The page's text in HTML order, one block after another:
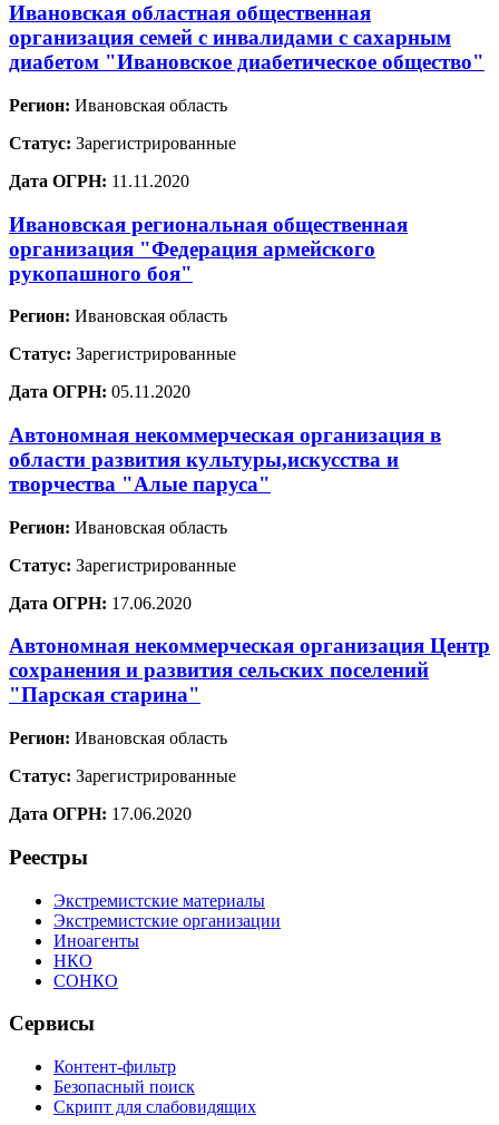
Ивановская областная общественная
организация семей с инвалидами с сахарным
диабетом "Ивановское диабетическое общество"
Регион: Ивановская область
Статус: Зарегистрированные
Дата ОГРН: 11.11.2020
Ивановская региональная общественная
организация "Федерация армейского
рукопашного боя"
Регион: Ивановская область
Статус: Зарегистрированные
Дата ОГРН: 05.11.2020
Автономная некоммерческая организация в
области развития культуры,искусства и
творчества "Алые паруса"
Регион: Ивановская область
Статус: Зарегистрированные
Дата ОГРН: 17.06.2020
Автономная некоммерческая организация Центр
сохранения и развития сельских поселений
"Парская старина"
Регион: Ивановская область
Статус: Зарегистрированные
Дата ОГРН: 17.06.2020
Реестры
Экстремистские материалы
Экстремистские организации
Иноагенты
НКО
СОНКО
Сервисы
Контент-фильтр
Безопасный поиск
Скрипт для слабовидящих